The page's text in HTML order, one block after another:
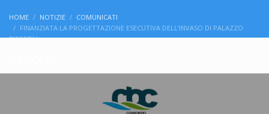
HOME NOTIZIE
COMUNICATI
FINANZIATA LA PROGETTAZIONE ESECUTIVA DELL’INVASO DI PALAZZO
D’ASCOLI